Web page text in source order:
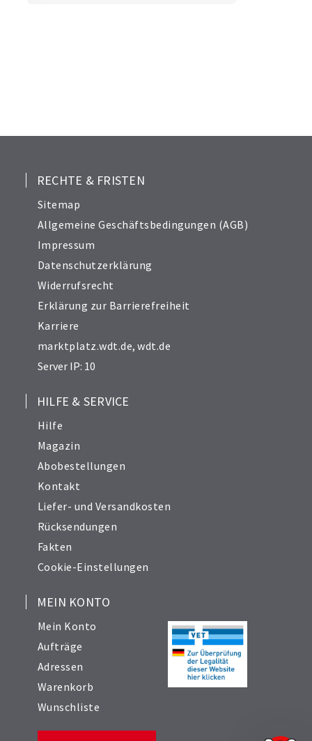
RECHTE & FRISTEN
Sitemap
Allgemeine Geschäftsbedingungen (AGB)
Impressum
Datenschutzerklärung
Widerrufsrecht
Erklärung zur Barrierefreiheit
Karriere
marktplatz.wdt.de,wdt.de
Server IP: 10
HILFE & SERVICE
Hilfe
Magazin
Abobestellungen
Kontakt
Liefer- und Versandkosten
Rücksendungen
Fakten
Cookie-Einstellungen
MEIN KONTO
Mein Konto
Aufträge
Adressen
Warenkorb
Wunschliste